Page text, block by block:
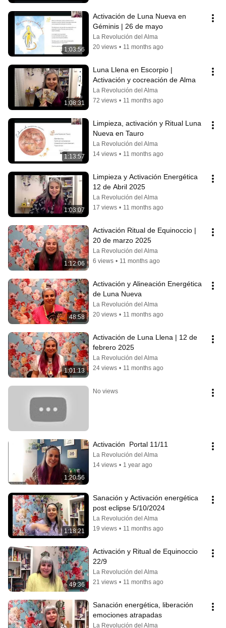
1:03:56
Activación de Luna Nueva en
Géminis | 26 de mayo
La Revolución del Alma
20 views • 11 months ago
1:08:31
Luna Llena en Escorpio |
Activación y cocreación de Alma
La Revolución del Alma
72 views • 11 months ago
1:13:57
Limpieza, activación y Ritual Luna
Nueva en Tauro
La Revolución del Alma
14 views • 11 months ago
1:03:07
Limpieza y Activación Energética
12 de Abril 2025
La Revolución del Alma
17 views • 11 months ago
1:12:06
Activación Ritual de Equinoccio |
20 de marzo 2025
La Revolución del Alma
6 views • 11 months ago
48:58
Activación y Alineación Energética
de Luna Nueva
La Revolución del Alma
20 views • 11 months ago
1:01:13
Activación de Luna Llena | 12 de
febrero 2025
La Revolución del Alma
24 views • 11 months ago
No views
1:20:56
Activación  Portal 11/11
La Revolución del Alma
14 views • 1 year ago
1:18:21
Sanación y Activación energética
post eclipse 5/10/2024
La Revolución del Alma
19 views • 11 months ago
49:36
Activación y Ritual de Equinoccio
22/9
La Revolución del Alma
21 views • 11 months ago
Sanación energética, liberación
emociones atrapadas
La Revolución del Alma